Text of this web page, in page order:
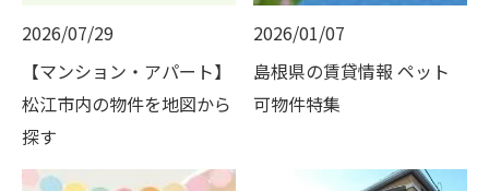
2026/07/29
【マンション・アパート】
松江市内の物件を地図から
探す
2026/01/07
島根県の賃貸情報 ペット
可物件特集